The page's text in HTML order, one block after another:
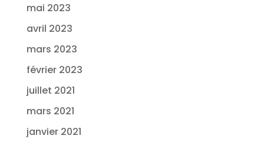
mai 2023
avril 2023
mars 2023
février 2023
juillet 2021
mars 2021
janvier 2021